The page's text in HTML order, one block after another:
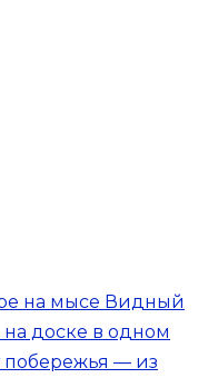
на мысе Видный
на доске в одном
побережья — из